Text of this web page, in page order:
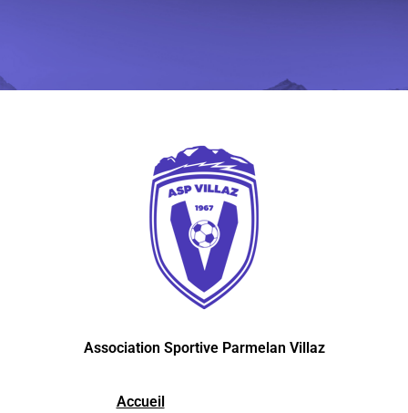
Association Sportive Parmelan Villaz
Accueil